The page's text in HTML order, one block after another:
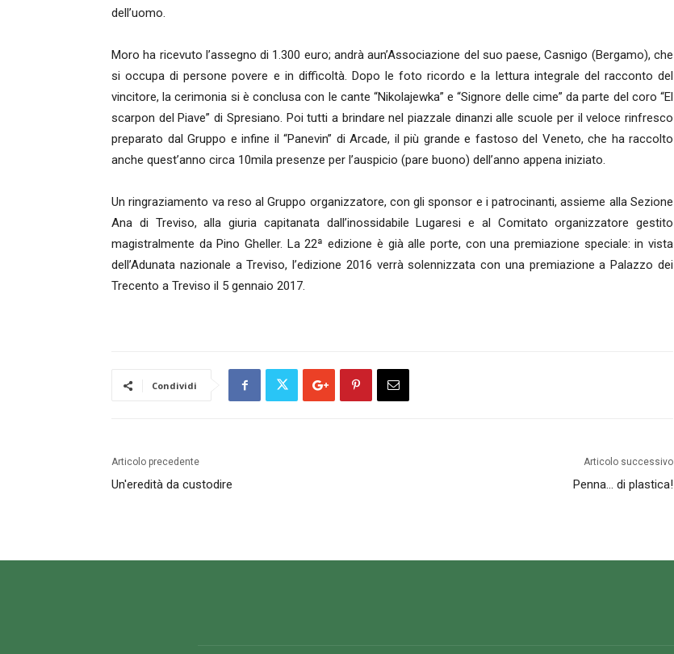
dell’uomo.
Moro ha ricevuto l’assegno di 1.300 euro; andrà aun’Associazione del suo paese, Casnigo (Bergamo), che
si occupa di persone povere e in difficoltà. Dopo le foto ricordo e la lettura integrale del racconto del
vincitore, la cerimonia si è conclusa con le cante “Nikolajewka” e “Signore delle cime” da parte del coro “El
scarpon del Piave” di Spresiano. Poi tutti a brindare nel piazzale dinanzi alle scuole per il veloce rinfresco
preparato dal Gruppo e infine il “Panevin” di Arcade, il più grande e fastoso del Veneto, che ha raccolto
anche quest’anno circa 10mila presenze per l’auspicio (pare buono) dell’anno appena iniziato.
Un ringraziamento va reso al Gruppo organizzatore, con gli sponsor e i patrocinanti, assieme alla Sezione
Ana di Treviso, alla giuria capitanata dall’inossidabile Lugaresi e al Comitato organizzatore gestito
magistralmente da Pino Gheller. La 22ª edizione è già alle porte, con una premiazione speciale: in vista
dell’Adunata nazionale a Treviso, l’edizione 2016 verrà solennizzata con una premiazione a Palazzo dei
Trecento a Treviso il 5 gennaio 2017.
Condividi
Articolo precedente
Un'eredità da custodire
Articolo successivo
Penna… di plastica!